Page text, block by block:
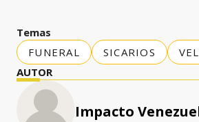
Temas
FUNERAL
SICARIOS
AUTOR
Impacto